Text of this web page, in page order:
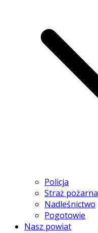
Policja
Straż pożarna
Nadleśnictwo
Pogotowie
Nasz powiat